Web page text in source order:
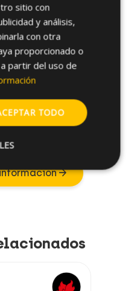
5
5
5
sobre este
arrow_forward
sitio con
y análisis,
con otra
proporcionado o
partir del uso de
TODO